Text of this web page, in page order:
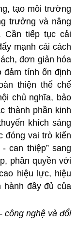
tạo môi trường
trưởng và nâng
Cần tiếp tục cải
mạnh cải cách
đơn giản hóa
đảm tính ổn định
thiện thể chế
chủ nghĩa, bảo
thành phần kinh
khích sáng
đóng vai trò kiến
can thiệp” sang
phân quyền với
hiệu lực, hiệu
hành đầy đủ của
công nghệ và đổi